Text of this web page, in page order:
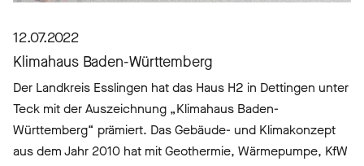
12.07.2022
Klimahaus Baden-Württemberg
Der Landkreis Esslingen hat das Haus H2 in Dettingen unter
Teck mit der Auszeichnung „Klimahaus Baden-
Württemberg“ prämiert. Das Gebäude- und Klimakonzept
aus dem Jahr 2010 hat mit Geothermie, Wärmepumpe, KfW